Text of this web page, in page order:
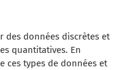
des données discrètes et
quantitatives. En
ces types de données et